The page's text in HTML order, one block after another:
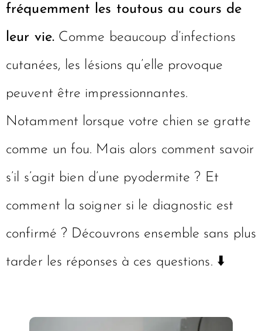
fréquemment les toutous au cours de
leur vie.Comme beaucoup d’infections
cutanées, les lésions qu’elle provoque
peuvent être impressionnantes.
Notamment lorsque votre chien se gratte
comme un fou. Mais alors comment savoir
s’il s’agit bien d’une pyodermite ? Et
comment la soigner si le diagnostic est
confirmé ? Découvrons ensemble sans plus
tarder les réponses à ces questions. ⬇️